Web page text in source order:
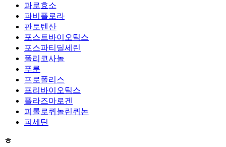
파로효소
파비플로라
판토텐산
포스트바이오틱스
포스파티딜세린
폴리코사놀
푸룬
프로폴리스
프리바이오틱스
플라즈마로겐
피롤로퀴놀린퀴논
피세틴
ㅎ